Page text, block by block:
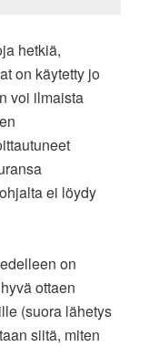
hetkiä,
on käytetty jo
voi ilmaista
ei löydy
on
ottaen
(suora lähetys
siitä, miten